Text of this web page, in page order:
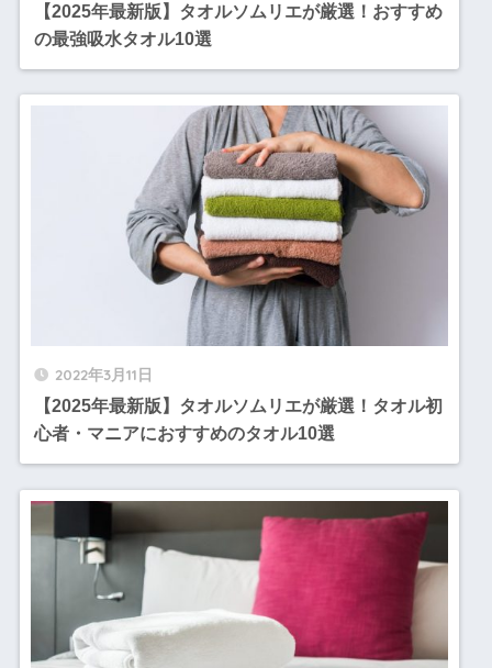
【2025年最新版】タオルソムリエが厳選！おすすめ
の最強吸水タオル10選
2022年3月11日
【2025年最新版】タオルソムリエが厳選！タオル初
心者・マニアにおすすめのタオル10選